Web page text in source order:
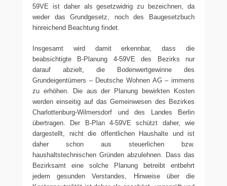
59VE ist daher als gesetzwidrig zu bezeichnen, da
weder das Grundgesetz, noch des Baugesetzbuch
hinreichend Beachtung findet.
Insgesamt wird damit erkennbar, dass die
beabsichtigte B-Planung 4-59VE des Bezirks nur
darauf abzielt, die Bodenwertgewinne des
Grundeigentümers – Deutsche Wohnen AG – immens
zu erhöhen. Die aus der Planung bewirkten Kosten
werden einseitig auf das Gemeinwesen des Bezirkes
Charlottenburg-Wilmersdorf und des Landes Berlin
übertragen. Der B-Plan 4-59VE schützt daher, wie
dargestellt, nicht die öffentlichen Haushalte und ist
daher schon aus steuerlichen bzw.
haushaltstechnischen Gründen abzulehnen. Dass das
Bezirksamt eine solche Planung betreibt entbehrt
jedem gesunden Verstandes, Hinweise über die